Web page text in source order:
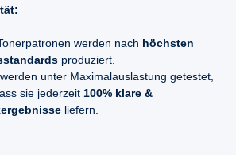
werden nach höchsten
produziert.
unter Maximalauslastung getestet,
sie jederzeit 100% klare &
liefern.